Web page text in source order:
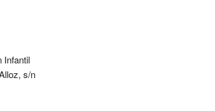
Infantil
s/n